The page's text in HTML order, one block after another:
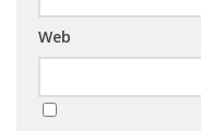
Web